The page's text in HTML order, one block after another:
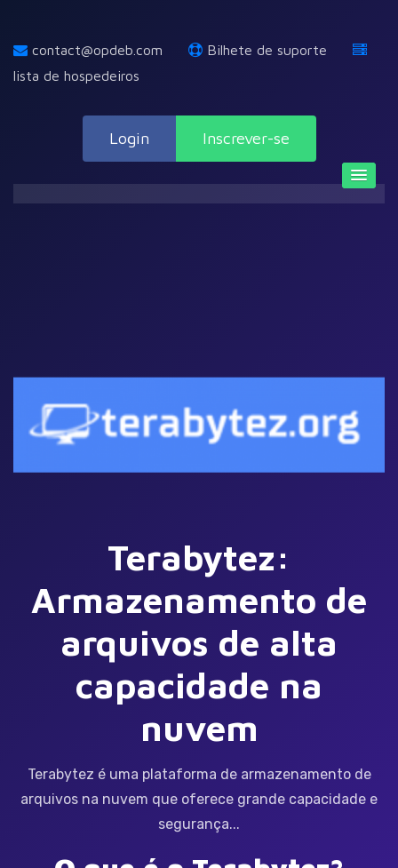
contact@opdeb.com
Bilhete de suporte
lista de hospedeiros
Login Inscrever-se
Terabytez:
Armazenamento de
arquivos de alta
capacidade na
nuvem
Terabytez é uma plataforma de armazenamento de
arquivos na nuvem que oferece grande capacidade e
segurança...